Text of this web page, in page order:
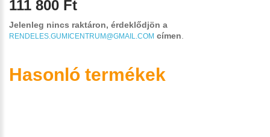
111 800 Ft
Jelenleg nincs raktáron, érdeklődjön a
RENDELES.GUMICENTRUM@GMAIL.COM címen
Hasonló termékek